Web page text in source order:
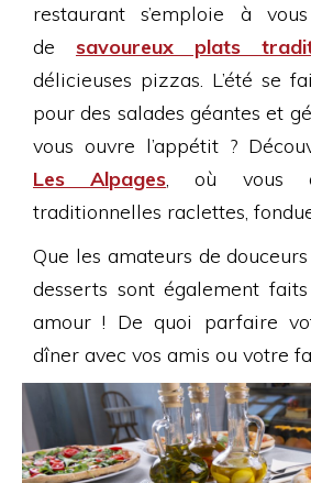
restaurant s’emploie à
de savoureux plats
délicieuses pizzas. L’été se
pour des salades géantes et
vous ouvre l’appétit ?
Les Alpages, où vous
traditionnelles raclettes,
Que les amateurs de
desserts sont également
amour ! De quoi parfaire
dîner avec vos amis ou votre